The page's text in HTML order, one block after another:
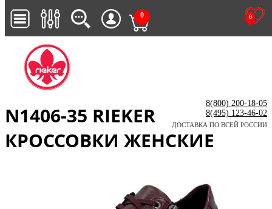
0
0
8(800) 200-18-05
8(495) 123-46-02
ДОСТАВКА ПО ВСЕЙ РОССИИ
N1406-35 RIEKER
КРОССОВКИ ЖЕНСКИЕ